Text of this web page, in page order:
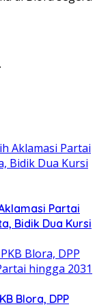
Partai
Bidik Dua Kursi
Blora, DPP